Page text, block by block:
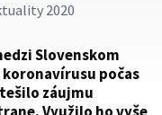
2020
Slovenskom
počas
záujmu